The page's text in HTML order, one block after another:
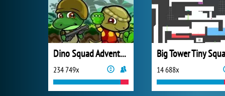
Dino Squad Adventure
234 749x
Big Tower Tiny
14 688x